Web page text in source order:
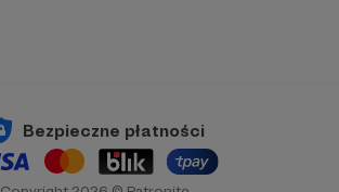
Bezpieczne płatności